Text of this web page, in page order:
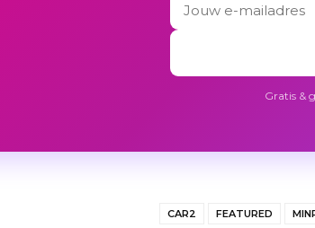
Gratis &
CAR2 FEATURED